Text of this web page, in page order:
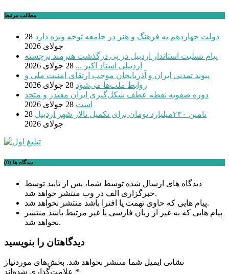
مطالب مرتبط
دولت چهاردهم به فرهنگ و هنر در جامعه توجه ویژه دارد 28
جولای 2026
پیام تسلیت استاندار اردبیل در پی درگذشت هنرمند برجسته
اردبیلی استاد اکبر ... 28 جولای 2026
پیوند تمدنی ایران و آذربایجان موجب ارتقای امنیت ملی و
روابط ملت‌ها می‌شود 28 جولای 2026
دوره صفویه نقطه عطف شکل‌گیری ایران مقتدر و متحد
است 28 جولای 2026
تامین ۲۳۰میلیارد تومان برای تکمیل تالار شهر اردبیل
28
جولای 2026
دیدگاه ها (0)
دیدگاه های ارسال شده توسط شما، پس از تایید توسط
خبرگزاری الف در وب منتشر خواهد شد.
پیام هایی که حاوی تهمت یا افترا باشد منتشر نخواهد شد.
پیام هایی که به غیر از زبان فارسی یا غیر مرتبط باشد منتشر
نخواهد شد.
دیدگاهتان را بنویسید
نشانی ایمیل شما منتشر نخواهد شد. بخش‌های موردنیاز
*